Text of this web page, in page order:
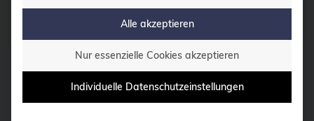
Cloud-Optimierung
CloudNative
Beiträge vonCarsten Meskes
Alle akzeptieren
Nur essenzielle Cookies akzeptieren
Individuelle Datenschutzeinstellungen